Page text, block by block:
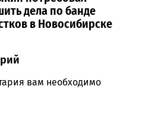
дела по банде
в Новосибирске
вам необходимо